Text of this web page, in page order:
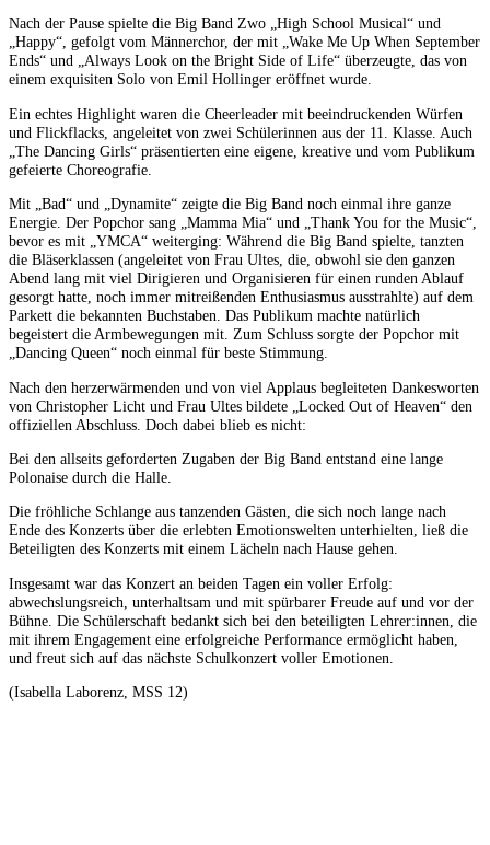
Nach der Pause spielte die Big Band Zwo „High School Musical“ und
„Happy“, gefolgt vom Männerchor, der mit „Wake Me Up When September
Ends“ und „Always Look on the Bright Side of Life“ überzeugte, das von
einem exquisiten Solo von Emil Hollinger eröffnet wurde.
Ein echtes Highlight waren die Cheerleader mit beeindruckenden Würfen
und Flickflacks, angeleitet von zwei Schülerinnen aus der 11. Klasse. Auch
„The Dancing Girls“ präsentierten eine eigene, kreative und vom Publikum
gefeierte Choreografie.
Mit „Bad“ und „Dynamite“ zeigte die Big Band noch einmal ihre ganze
Energie. Der Popchor sang „Mamma Mia“ und „Thank You for the Music“,
bevor es mit „YMCA“ weiterging: Während die Big Band spielte, tanzten
die Bläserklassen (angeleitet von Frau Ultes, die, obwohl sie den ganzen
Abend lang mit viel Dirigieren und Organisieren für einen runden Ablauf
gesorgt hatte, noch immer mitreißenden Enthusiasmus ausstrahlte) auf dem
Parkett die bekannten Buchstaben. Das Publikum machte natürlich
begeistert die Armbewegungen mit. Zum Schluss sorgte der Popchor mit
„Dancing Queen“ noch einmal für beste Stimmung.
Nach den herzerwärmenden und von viel Applaus begleiteten Dankesworten
von Christopher Licht und Frau Ultes bildete „Locked Out of Heaven“ den
offiziellen Abschluss. Doch dabei blieb es nicht:
Bei den allseits geforderten Zugaben der Big Band entstand eine lange
Polonaise durch die Halle.
Die fröhliche Schlange aus tanzenden Gästen, die sich noch lange nach
Ende des Konzerts über die erlebten Emotionswelten unterhielten, ließ die
Beteiligten des Konzerts mit einem Lächeln nach Hause gehen.
Insgesamt war das Konzert an beiden Tagen ein voller Erfolg:
abwechslungsreich, unterhaltsam und mit spürbarer Freude auf und vor der
Bühne. Die Schülerschaft bedankt sich bei den beteiligten Lehrer:innen, die
mit ihrem Engagement eine erfolgreiche Performance ermöglicht haben,
und freut sich auf das nächste Schulkonzert voller Emotionen.
(Isabella Laborenz, MSS 12)